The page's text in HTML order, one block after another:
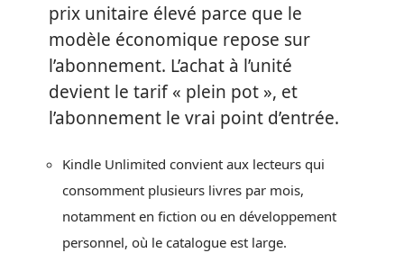
prix unitaire élevé parce que le
modèle économique repose sur
l’abonnement. L’achat à l’unité
devient le tarif « plein pot », et
l’abonnement le vrai point d’entrée.
Kindle Unlimited convient aux lecteurs qui
consomment plusieurs livres par mois,
notamment en fiction ou en développement
personnel, où le catalogue est large.